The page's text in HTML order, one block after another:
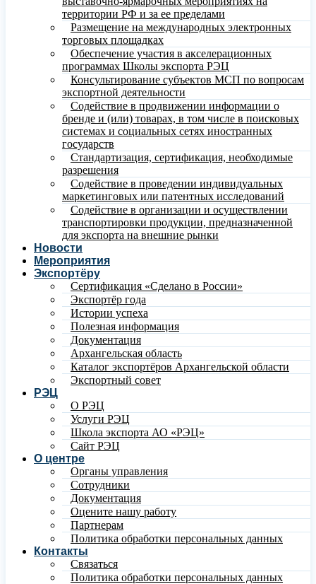
территории РФ и за ее пределами
Размещение на международных электронных
торговых площадках
Обеспечение участия в акселерационных
программах Школы экспорта РЭЦ
Консультирование субъектов МСП по вопросам
экспортной деятельности
Содействие в продвижении информации о
бренде и (или) товарах, в том числе в поисковых
системах и социальных сетях иностранных
государств
Стандартизация, сертификация, необходимые
разрешения
Содействие в проведении индивидуальных
маркетинговых или патентных исследований
Содействие в организации и осуществлении
транспортировки продукции, предназначенной
для экспорта на внешние рынки
Новости
Мероприятия
Экспортёру
Сертификация «Сделано в России»
Экспортёр года
Истории успеха
Полезная информация
Документация
Архангельская область
Каталог экспортёров Архангельской области
Экспортный совет
РЭЦ
О РЭЦ
Услуги РЭЦ
Школа экспорта АО «РЭЦ»
Сайт РЭЦ
О центре
Органы управления
Сотрудники
Документация
Оцените нашу работу
Партнерам
Политика обработки персональных данных
Контакты
Связаться
Политика обработки персональных данных